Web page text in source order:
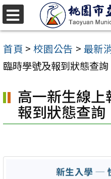
跳
至
主
要
容
首頁 > 校園公告 > 最新
臨時學號及報到狀態查詢
高一新生線
報到狀態查詢
選
單